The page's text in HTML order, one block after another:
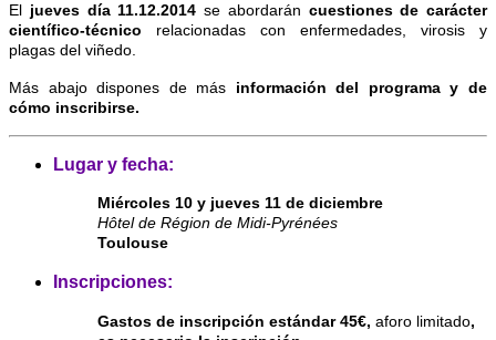
El jueves día 11.12.2014 se abordarán cuestiones de carácter
científico-técnico relacionadas con enfermedades, virosis y
plagas del viñedo.
Más abajo dispones de más información del programa y de
cómo inscribirse.
Lugar y fecha:
Miércoles 10 y jueves 11 de diciembre
Hôtel de Région de Midi-Pyrénées
Toulouse
Inscripciones:
Gastos de inscripción estándar 45€, aforo limitado,